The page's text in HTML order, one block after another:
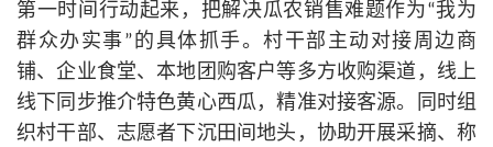
第一时间行动起来，把解决瓜农销售难题作为“我为
群众办实事”的具体抓手。村干部主动对接周边商
铺、企业食堂、本地团购客户等多方收购渠道，线上
线下同步推介特色黄心西瓜，精准对接客源。同时组
织村干部、志愿者下沉田间地头，协助开展采摘、称